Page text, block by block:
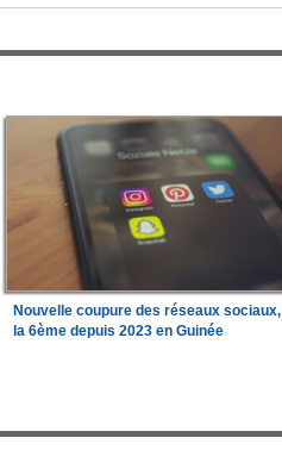
Nouvelle coupure des réseaux sociaux,
la 6ème depuis 2023 en Guinée